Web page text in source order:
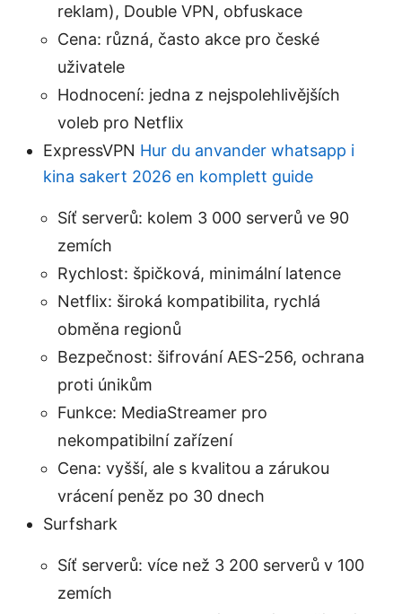
reklam), Double VPN, obfuskace
Cena: různá, často akce pro české
uživatele
Hodnocení: jedna z nejspolehlivějších
voleb pro Netflix
ExpressVPN Hur du anvander whatsapp i
kina sakert 2026 en komplett guide
Síť serverů: kolem 3 000 serverů ve 90
zemích
Rychlost: špičková, minimální latence
Netflix: široká kompatibilita, rychlá
obměna regionů
Bezpečnost: šifrování AES-256, ochrana
proti únikům
Funkce: MediaStreamer pro
nekompatibilní zařízení
Cena: vyšší, ale s kvalitou a zárukou
vrácení peněz po 30 dnech
Surfshark
Síť serverů: více než 3 200 serverů v 100
zemích